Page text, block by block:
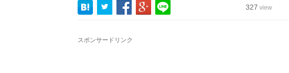
327 view
スポンサードリンク